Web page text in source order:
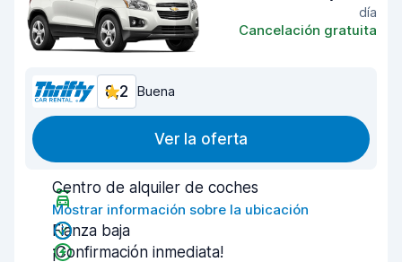
día
Cancelación gratuita
8,2 Buena
Ver la oferta
Centro de alquiler de coches
Mostrar información sobre la ubicación
Fianza baja
¡Confirmación inmediata!